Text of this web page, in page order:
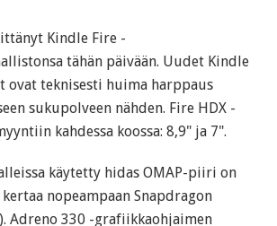
Kindle Fire -
tähän päivään. Uudet Kindle
ovat teknisesti huima harppaus
sukupolveen nähden. Fire HDX -
kahdessa koossa: 8,9" ja 7".
käytetty hidas OMAP-piiri on
nopeampaan Snapdragon
Adreno 330 -grafiikkaohjaimen